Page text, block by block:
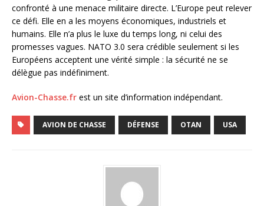
confronté à une menace militaire directe. L’Europe peut relever
ce défi. Elle en a les moyens économiques, industriels et
humains. Elle n’a plus le luxe du temps long, ni celui des
promesses vagues. NATO 3.0 sera crédible seulement si les
Européens acceptent une vérité simple : la sécurité ne se
délègue pas indéfiniment.
Avion-Chasse.fr est un site d’information indépendant.
AVION DE CHASSE DÉFENSE OTAN USA